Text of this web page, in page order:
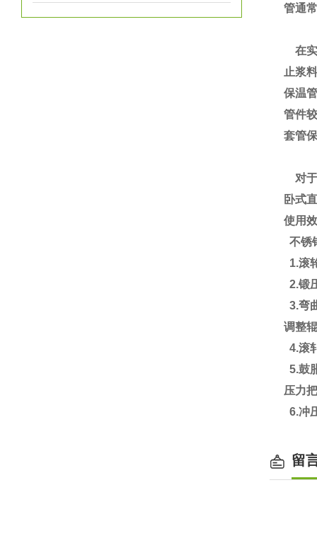
管通
在实
止浆
保温
管件
套管
对于
卧式
使用
不锈
1.滚
2.锻
3.弯
调整
4.滚
5.鼓
压力
6.冲
留